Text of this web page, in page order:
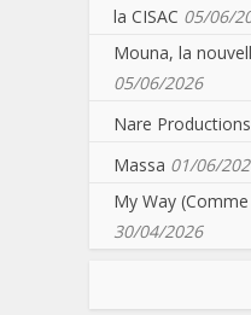
la CISAC 05/06/
Mouna, la
05/06/2026
Nare Productions
Massa 01/06/
My Way (Comme
30/04/2026